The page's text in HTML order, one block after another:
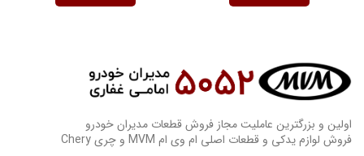
اولین و بزرگترین عاملیت مجاز فروش قطعات مدیران خودرو
فروش لوازم یدکی و قطعات اصلی ام وی ام MVM و چری Chery